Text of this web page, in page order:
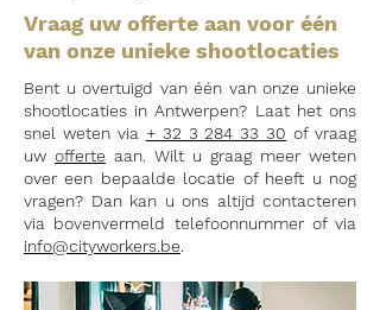
Vraag uw offerte aan voor één
van onze unieke shootlocaties
Bent u overtuigd van één van onze unieke
shootlocaties in Antwerpen? Laat het ons
snel weten via + 32 3 284 33 30 of vraag
uw offerte aan. Wilt u graag meer weten
over een bepaalde locatie of heeft u nog
vragen? Dan kan u ons altijd contacteren
via bovenvermeld telefoonnummer of via
info@cityworkers.be.